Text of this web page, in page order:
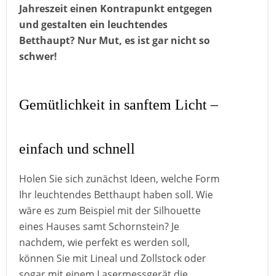
Jahreszeit einen Kontrapunkt entgegen
und gestalten ein leuchtendes
Betthaupt? Nur Mut, es ist gar nicht so
schwer!
Gemütlichkeit in sanftem Licht –
einfach und schnell
Holen Sie sich zunächst Ideen, welche Form
Ihr leuchtendes Betthaupt haben soll. Wie
wäre es zum Beispiel mit der Silhouette
eines Hauses samt Schornstein? Je
nachdem, wie perfekt es werden soll,
können Sie mit Lineal und Zollstock oder